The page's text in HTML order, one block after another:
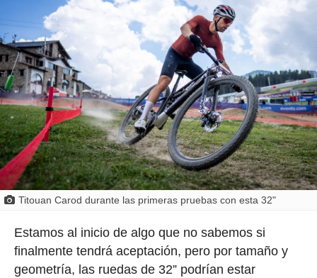
Titouan Carod durante las primeras pruebas con esta 32"
Estamos al inicio de algo que no sabemos si
finalmente tendrá aceptación, pero por tamaño y
geometría, las ruedas de 32” podrían estar